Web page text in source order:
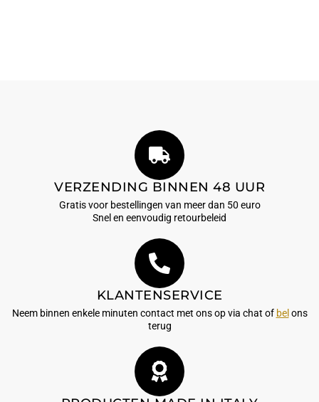
VERZENDING BINNEN 48 UUR
Gratis voor bestellingen van meer dan 50 euro
Snel en eenvoudig retourbeleid
KLANTENSERVICE
Neem binnen enkele minuten contact met ons op via chat of belons
terug